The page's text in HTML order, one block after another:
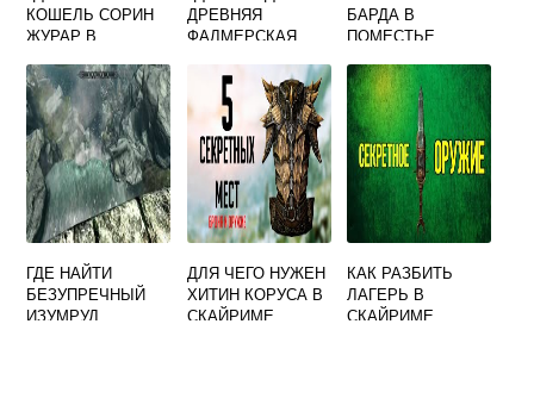
КОШЕЛЬ СОРИН
ЖУРАР В
ДРЕВНЯЯ
ФАЛМЕРСКАЯ
СКАЙРИМЕ
БАРДА В
ПОМЕСТЬЕ
ГДЕ НАЙТИ
БЕЗУПРЕЧНЫЙ
ИЗУМРУД
ДЛЯ ЧЕГО НУЖЕН
ХИТИН КОРУСА В
СКАЙРИМЕ
КАК РАЗБИТЬ
ЛАГЕРЬ В
СКАЙРИМЕ